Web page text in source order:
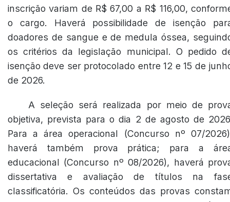
inscrição variam de R$ 67,00 a R$ 116,00,
o cargo. Haverá possibilidade de isenção
doadores de sangue e de medula óssea,
os critérios da legislação municipal. O pedido
isenção deve ser protocolado entre 12 e 15 de
de 2026.
A seleção será realizada por meio de
objetiva, prevista para o dia 2 de agosto de
Para a área operacional (Concurso nº 07/
haverá também prova prática; para a
educacional (Concurso nº 08/2026), haverá
dissertativa e avaliação de títulos na
classificatória. Os conteúdos das provas